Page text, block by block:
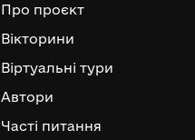
Про проєкт
Вікторини
Віртуальні тури
Автори
Часті питання